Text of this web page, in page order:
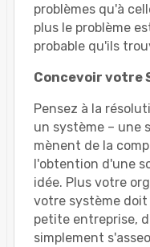
problèmes qu'à
plus le problème
probable qu'ils
Concevoir votre
Pensez à la
un système – une
mènent de la
l'obtention d'une
idée. Plus votre
votre système
petite entreprise,
simplement